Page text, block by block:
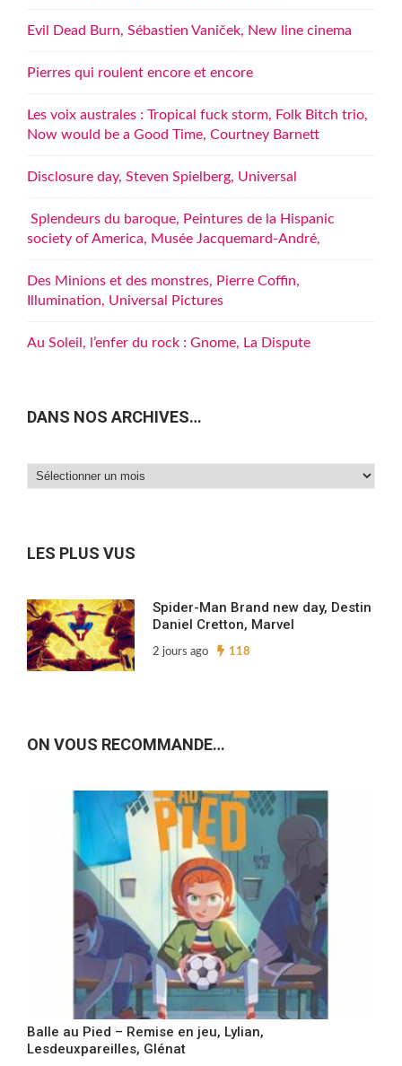
Evil Dead Burn, Sébastien Vaniček, New line cinema
Pierres qui roulent encore et encore
Les voix australes : Tropical fuck storm, Folk Bitch trio,
Now would be a Good Time, Courtney Barnett
Disclosure day, Steven Spielberg, Universal
Splendeurs du baroque, Peintures de la Hispanic
society of America, Musée Jacquemard-André,
Des Minions et des monstres, Pierre Coffin,
Illumination, Universal Pictures
Au Soleil, l’enfer du rock : Gnome, La Dispute
DANS NOS ARCHIVES…
Dans
LES PLUS VUS
Spider-Man Brand new day, Destin
Daniel Cretton, Marvel
2 jours ago 118
ON VOUS RECOMMANDE…
Balle au Pied – Remise en jeu, Lylian,
Lesdeuxpareilles, Glénat